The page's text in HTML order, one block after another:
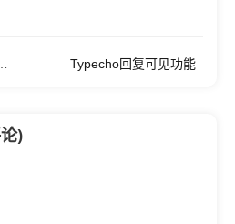
Typecho回复可见功能
)